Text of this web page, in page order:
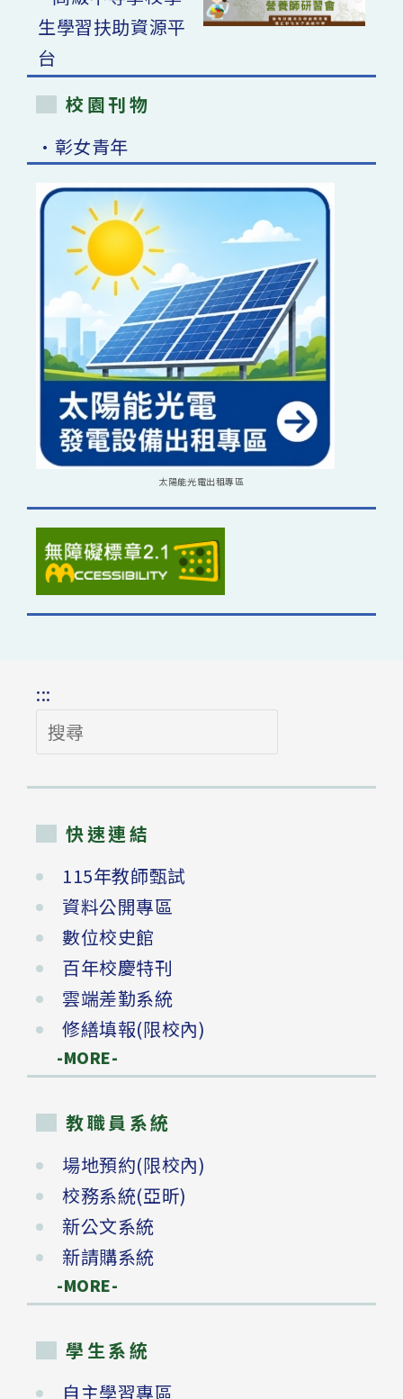
校園刊物
•彰女青年
太陽能光電出租專區
:::
搜
尋
快速連結
115年教師甄試
資料公開專區
數位校史館
百年校慶特刊
雲端差勤系統
修繕填報(限校內)
-MORE-
教職員系統
場地預約(限校內)
校務系統(亞昕)
新公文系統
新請購系統
-MORE-
學生系統
自主學習專區